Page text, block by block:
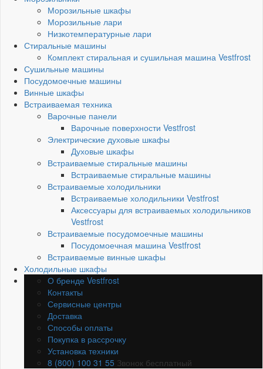
Морозильные шкафы
Морозильные лари
Низкотемпературные лари
Стиральные машины
Комплект стиральная и сушильная машина Vestfrost
Сушильные машины
Посудомоечные машины
Винные шкафы
Встраиваемая техника
Варочные панели
Варочные поверхности Vestfrost
Электрические духовые шкафы
Духовые шкафы
Встраиваемые стиральные машины
Встраиваемые стиральные машины
Встраиваемые холодильники
Встраиваемые холодильники Vestfrost
Аксессуары для встраиваемых холодильников
Vestfrost
Встраиваемые посудомоечные машины
Посудомоечная машина Vestfrost
Встраиваемые винные шкафы
Холодильные шкафы
О бренде Vestfrost
Контакты
Сервисные центры
Доставка
Способы оплаты
Покупка в рассрочку
Установка техники
8 (800) 100 31 55 Звонок бесплатный